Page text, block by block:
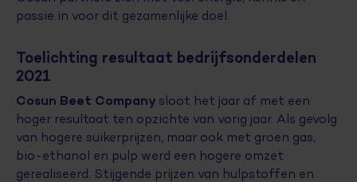
passie in voor dit gezamenlijke doel.
Toelichting resultaat bedrijfsonderdelen
2021
Cosun Beet Company sloot het jaar af met een
hoger resultaat ten opzichte van vorig jaar. Als gevolg
van hogere suikerprijzen, maar ook met groen gas,
bio-ethanol en pulp werd een hogere omzet
gerealiseerd. Stijgende prijzen van hulpstoffen en